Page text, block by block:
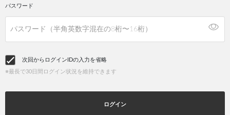
パスワード
次回からログインIDの入力を省略
※最長で30日間ログイン状況を維持できます
ログイン